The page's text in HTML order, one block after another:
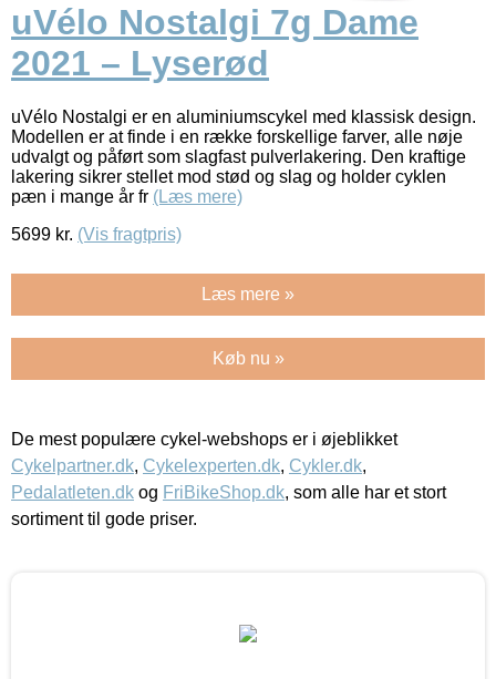
uVélo Nostalgi 7g Dame
2021 – Lyserød
uVélo Nostalgi er en aluminiumscykel med klassisk design.
Modellen er at finde i en række forskellige farver, alle nøje
udvalgt og påført som slagfast pulverlakering. Den kraftige
lakering sikrer stellet mod stød og slag og holder cyklen
pæn i mange år fr (Læs mere)
5699 kr. (Vis fragtpris)
Læs mere »
Køb nu »
De mest populære cykel-webshops er i øjeblikket
Cykelpartner.dk, Cykelexperten.dk, Cykler.dk,
Pedalatleten.dk og FriBikeShop.dk, som alle har et stort
sortiment til gode priser.